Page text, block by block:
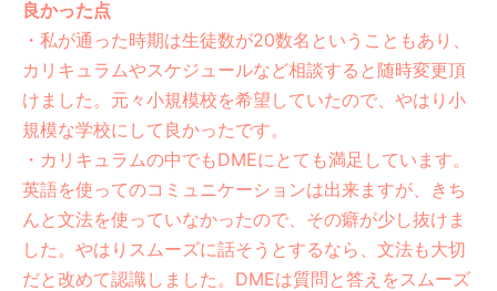
良かった点
・私が通った時期は生徒数が20数名ということもあり、
カリキュラムやスケジュールなど相談すると随時変更頂
けました。元々小規模校を希望していたので、やはり小
規模な学校にして良かったです。
・カリキュラムの中でもDMEにとても満足しています。
英語を使ってのコミュニケーションは出来ますが、きち
んと文法を使っていなかったので、その癖が少し抜けま
した。やはりスムーズに話そうとするなら、文法も大切
だと改めて認識しました。DMEは質問と答えをスムーズ